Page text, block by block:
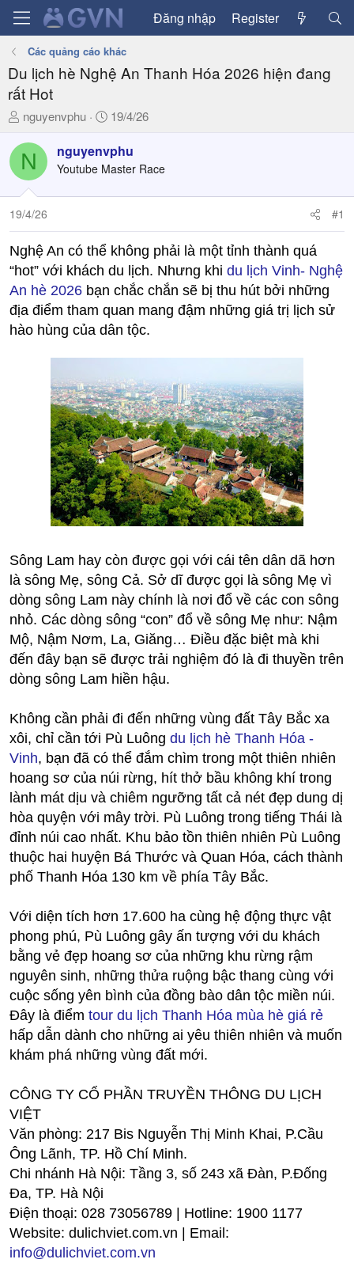
Đăng nhập Register
Các quảng cáo khác
Du lịch hè Nghệ An Thanh Hóa 2026 hiện đang
rất Hot
T
r
e
a
d
s
t
a
r
e
r
nguyenvphu
N
à
y
ử
19/4/26
N nguyenvphu
Youtube Master Race
19/4/26 #1
Nghệ An có thể không phải là một tỉnh thành quá
“hot” với khách du lịch. Nhưng khi du lịch Vinh- Nghệ
An hè 2026 bạn chắc chắn sẽ bị thu hút bởi những
địa điểm tham quan mang đậm những giá trị lịch sử
hào hùng của dân tộc.
Sông Lam hay còn được gọi với cái tên dân dã hơn
là sông Mẹ, sông Cả. Sở dĩ được gọi là sông Mẹ vì
dòng sông Lam này chính là nơi đổ về các con sông
nhỏ. Các dòng sông “con” đổ về sông Mẹ như: Nậm
Mộ, Nậm Nơm, La, Giăng… Điều đặc biệt mà khi
đến đây bạn sẽ được trải nghiệm đó là đi thuyền trên
dòng sông Lam hiền hậu.
Không cần phải đi đến những vùng đất Tây Bắc xa
xôi, chỉ cần tới Pù Luông du lịch hè Thanh Hóa -
Vinh, bạn đã có thể đắm chìm trong một thiên nhiên
hoang sơ của núi rừng, hít thở bầu không khí trong
lành mát dịu và chiêm ngưỡng tất cả nét đẹp dung dị
hòa quyện với mây trời. Pù Luông trong tiếng Thái là
đỉnh núi cao nhất. Khu bảo tồn thiên nhiên Pù Luông
thuộc hai huyện Bá Thước và Quan Hóa, cách thành
phố Thanh Hóa 130 km về phía Tây Bắc.
Với diện tích hơn 17.600 ha cùng hệ động thực vật
phong phú, Pù Luông gây ấn tượng với du khách
bằng vẻ đẹp hoang sơ của những khu rừng rậm
nguyên sinh, những thửa ruộng bậc thang cùng với
cuộc sống yên bình của đồng bào dân tộc miền núi.
Đây là điểm tour du lịch Thanh Hóa mùa hè giá rẻ
hấp dẫn dành cho những ai yêu thiên nhiên và muốn
khám phá những vùng đất mới.
CÔNG TY CỔ PHẦN TRUYỀN THÔNG DU LỊCH
VIỆT
Văn phòng: 217 Bis Nguyễn Thị Minh Khai, P.Cầu
Ông Lãnh, TP. Hồ Chí Minh.
Chi nhánh Hà Nội: Tầng 3, số 243 xã Đàn, P.Đống
Đa, TP. Hà Nội
Điện thoại: 028 73056789 | Hotline: 1900 1177
Website: dulichviet.com.vn | Email:
info@dulichviet.com.vn